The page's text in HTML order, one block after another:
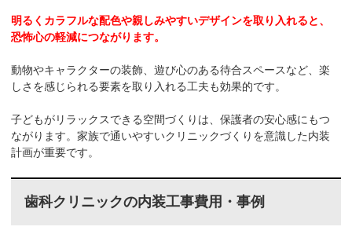
明るくカラフルな配色や親しみやすいデザインを取り入れると、
恐怖心の軽減につながります。
動物やキャラクターの装飾、遊び心のある待合スペースなど、楽
しさを感じられる要素を取り入れる工夫も効果的です。
子どもがリラックスできる空間づくりは、保護者の安心感にもつ
ながります。家族で通いやすいクリニックづくりを意識した内装
計画が重要です。
歯科クリニックの内装工事費用・事例